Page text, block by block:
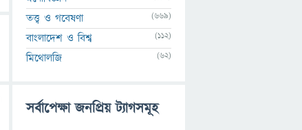
তত্ত্ব ও গবেষণা (669)
বাংলাদেশ ও বিশ্ব (112)
মিথোলজি (62)
সর্বাপেক্ষা জনপ্রিয় ট্যাগসমূহ